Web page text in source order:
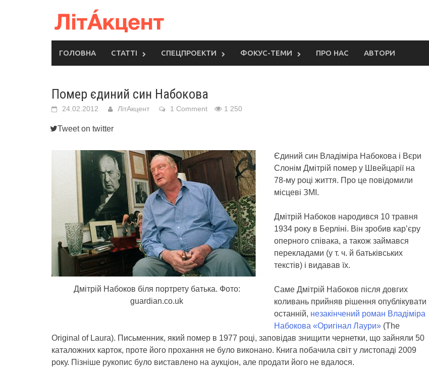
ГОЛОВНА СТАТТІ СПЕЦПРОЕКТИ ФОКУС-ТЕМИ ПРО НАС АВТОРИ
Помер єдиний син Набокова
24.02.2012 ЛітАкцент 1 Comment 1 250
Tweet on twitter
Дмітрій Набоков біля портрету батька. Фото:
guardian.co.uk
Єдиний син Владіміра Набокова і Вєри
Слонім Дмітрій помер у Швейцарії на
78-му році життя. Про це повідомили
місцеві ЗМІ.
Дмітрій Набоков народився 10 травня
1934 року в Берліні. Він зробив кар’єру
оперного співака, а також займався
перекладами (у т. ч. й батьківських
текстів) і видавав їх.
Саме Дмітрій Набоков після довгих
коливань прийняв рішення опублікувати
останній, незакінчений роман Владіміра
Набокова «Оригінал Лаури» (The
Original of Laura). Письменник, який помер в 1977 році, заповідав знищити чернетки, що зайняли 50
каталожних карток, проте його прохання не було виконано. Книга побачила світ у листопаді 2009
року. Пізніше рукопис було виставлено на аукціон, але продати його не вдалося.